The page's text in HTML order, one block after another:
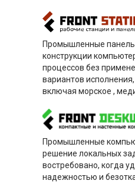
Промышленные
конструкции
процессов без
вариантов
включая морское ,
Промышленные
решение локальных
востребовано, когда
надежностью и